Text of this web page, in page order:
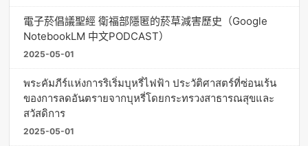
電子菸倡議聖經 衛福部隱匿的菸草減害歷史（Google
NotebookLM 中文PODCAST）
2025-05-01
พระคัมภีร์แห่งการริเริ่มบุหรี่ไฟฟ้า ประวัติศาสตร์ที่ซ่อนเร้น
ของการลดอันตรายจากบุหรี่โดยกระทรวงสาธารณสุขและ
สวัสดิการ
2025-05-01